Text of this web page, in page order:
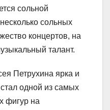
сольной
сольных
концертов, на
талант.
Петрухина ярка и
одной из самых
фигур на